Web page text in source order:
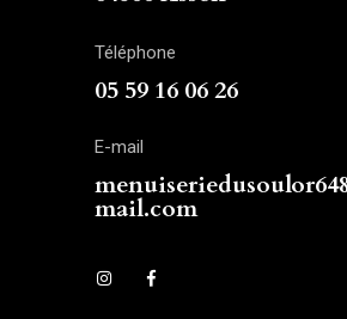
Téléphone
05 59 16 06 26
E-mail
mail.com